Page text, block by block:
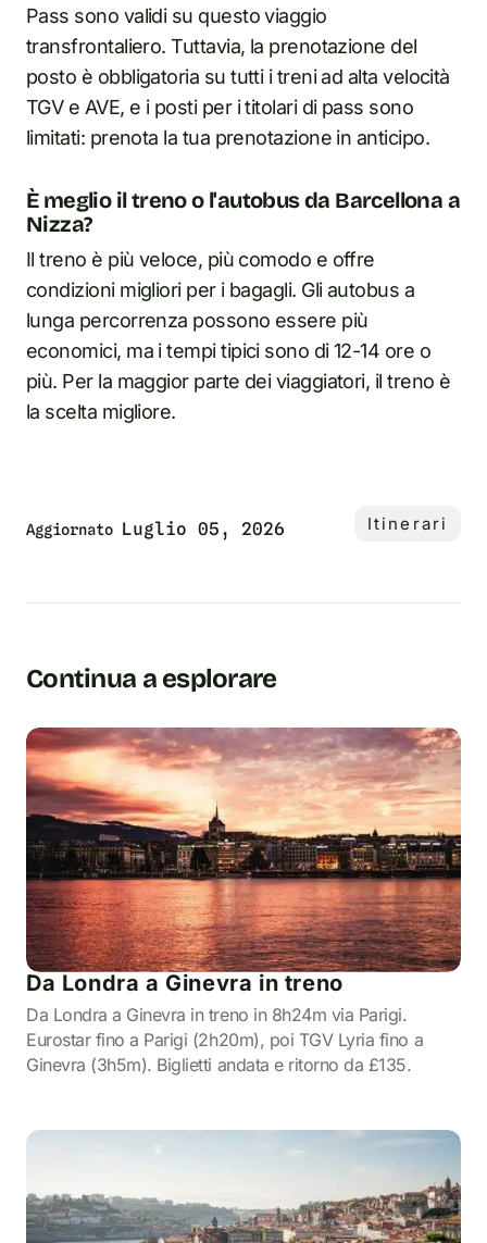
Pass sono validi su questo viaggio
transfrontaliero. Tuttavia, la prenotazione del
posto è obbligatoria su tutti i treni ad alta velocità
TGV e AVE, e i posti per i titolari di pass sono
limitati: prenota la tua prenotazione in anticipo.
È meglio il treno o l'autobus da Barcellona a
Nizza?
Il treno è più veloce, più comodo e offre
condizioni migliori per i bagagli. Gli autobus a
lunga percorrenza possono essere più
economici, ma i tempi tipici sono di 12-14 ore o
più. Per la maggior parte dei viaggiatori, il treno è
la scelta migliore.
Aggiornato Luglio 05, 2026 Itinerari
Continua a esplorare
Da Londra a Ginevra in treno
Da Londra a Ginevra in treno in 8h24m via Parigi.
Eurostar fino a Parigi (2h20m), poi TGV Lyria fino a
Ginevra (3h5m). Biglietti andata e ritorno da £135.